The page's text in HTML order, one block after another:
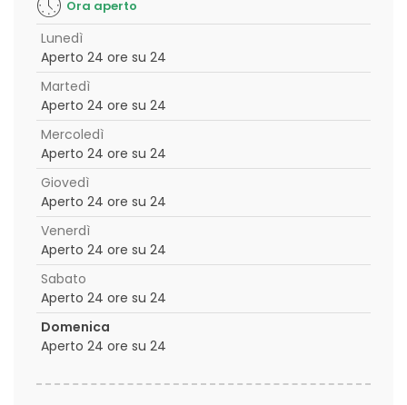
Ora aperto
Lunedì
Aperto 24 ore su 24
Martedì
Aperto 24 ore su 24
Mercoledì
Aperto 24 ore su 24
Giovedì
Aperto 24 ore su 24
Venerdì
Aperto 24 ore su 24
Sabato
Aperto 24 ore su 24
Domenica
Aperto 24 ore su 24